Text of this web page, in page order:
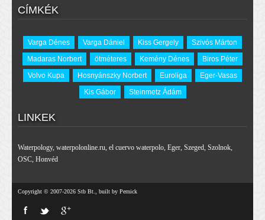
CÍMKÉK
Varga Dénes Varga Dániel Kiss Gergely
Szivós Márton
Madaras Norbert
ötméteres Kemény Dénes
Biros Péter
Volvo Kupa
Hosnyánszky Norbert Euroliga
Eger-Vasas
Kis Gábor
Steinmetz Ádám
LINKEK
Waterpology, waterpolonline.ru, el cuervo waterpolo, Eger, Szeged, Szolnok,
OSC, Honvéd
Copyright © 2007-2026 Stb Bt., built by Pernick